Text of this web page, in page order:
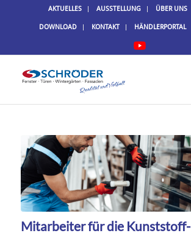
AKTUELLES AUSSTELLUNG ÜBER UNS
DOWNLOAD KONTAKT HÄNDLERPORTAL
Mitarbeiter für die Kunststoff-